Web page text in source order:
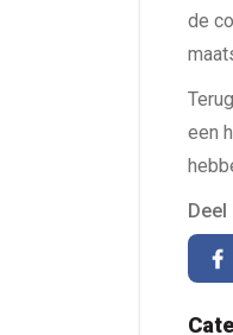
de
een
Deel